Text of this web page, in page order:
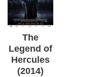
The
Legend of
Hercules
(2014)